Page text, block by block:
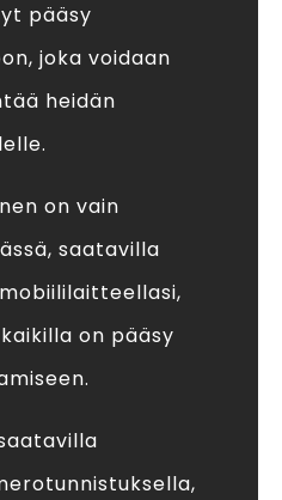
pääsy
joka voidaan
heidän
on vain
saatavilla
on pääsy